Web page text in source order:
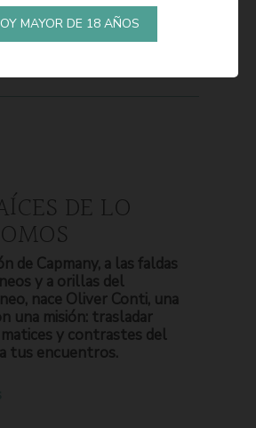
DE LO
de Capmany, a las faldas
y a orillas del
nace Oliver Conti, una
una misión: trasladar
y contrastes del
tus encuentros.
MAYOR DE 18 AÑOS